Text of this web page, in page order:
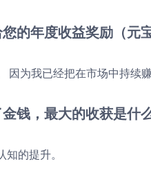
的年度收益奖励（元
因为我已经把在市场中持续
钱，最大的收获是什
的提升。